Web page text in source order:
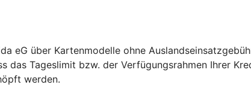
eG über Kartenmodelle ohne
das Tageslimit bzw. der Verfügungsrahmen Ihrer
werden.